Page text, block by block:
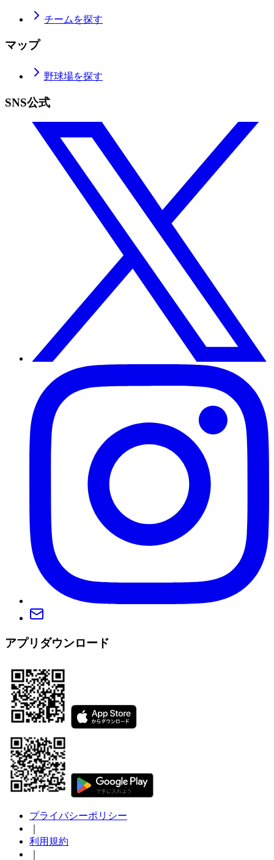
チームを探す
マップ
野球場を探す
SNS公式
アプリダウンロード
プライバシーポリシー
利用規約